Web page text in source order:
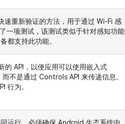
速重新验证的方法，用于通过 Wi-Fi 感
一项测试，该测试类似于针对感知功能
都支持此功能。
API，以便应用可以使用嵌入式
不是通过 Controls API 来传递信息。
行为。